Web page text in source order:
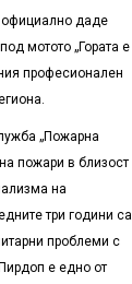
официално даде
мотото „Гората е
професионален
„Пожарна
пожари в близост
на
три години са
проблеми с
е едно от